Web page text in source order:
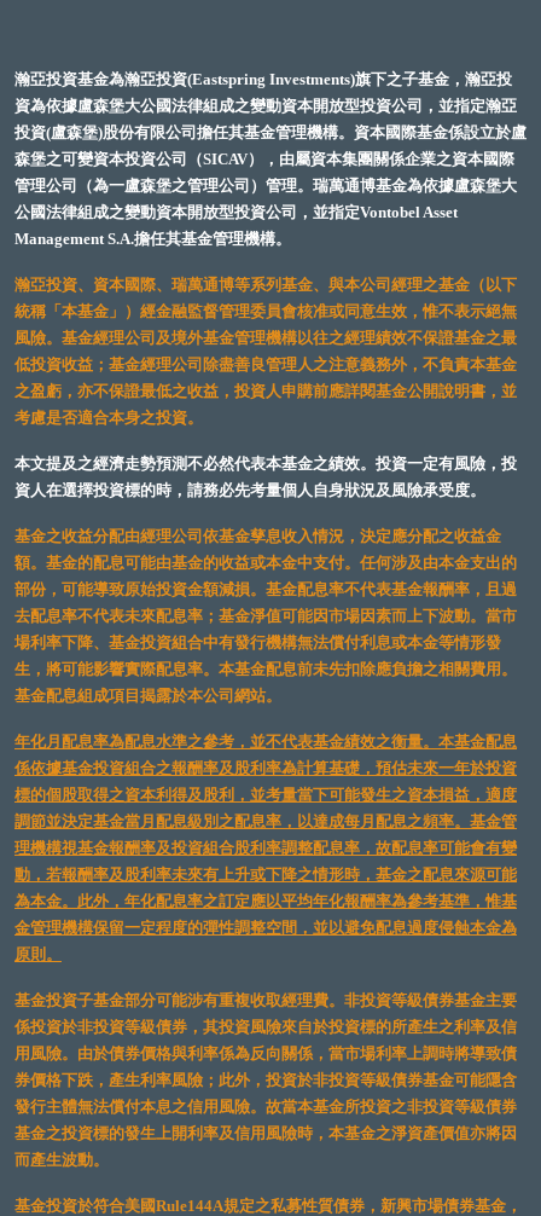
瀚亞投資基金為瀚亞投資(Eastspring Investments)旗下之子基金，瀚亞投
資為依據盧森堡大公國法律組成之變動資本開放型投資公司，並指定瀚亞
投資(盧森堡)股份有限公司擔任其基金管理機構。資本國際基金係設立於盧
森堡之可變資本投資公司（SICAV），由屬資本集團關係企業之資本國際
管理公司（為一盧森堡之管理公司）管理。瑞萬通博基金為依據盧森堡大
公國法律組成之變動資本開放型投資公司，並指定Vontobel Asset
Management S.A.擔任其基金管理機構。
瀚亞投資、資本國際、瑞萬通博等系列基金、與本公司經理之基金（以下
統稱「本基金」）經金融監督管理委員會核准或同意生效，惟不表示絕無
風險。基金經理公司及境外基金管理機構以往之經理績效不保證基金之最
低投資收益；基金經理公司除盡善良管理人之注意義務外，不負責本基金
之盈虧，亦不保證最低之收益，投資人申購前應詳閱基金公開說明書，並
考慮是否適合本身之投資。
本文提及之經濟走勢預測不必然代表本基金之績效。投資一定有風險，投
資人在選擇投資標的時，請務必先考量個人自身狀況及風險承受度。
基金之收益分配由經理公司依基金孳息收入情況，決定應分配之收益金
額。基金的配息可能由基金的收益或本金中支付。任何涉及由本金支出的
部份，可能導致原始投資金額減損。基金配息率不代表基金報酬率，且過
去配息率不代表未來配息率；基金淨值可能因市場因素而上下波動。當市
場利率下降、基金投資組合中有發行機構無法償付利息或本金等情形發
生，將可能影響實際配息率。本基金配息前未先扣除應負擔之相關費用。
基金配息組成項目揭露於本公司網站。
年化月配息率為配息水準之參考，並不代表基金績效之衡量。本基金配息
係依據基金投資組合之報酬率及股利率為計算基礎，預估未來一年於投資
標的個股取得之資本利得及股利，並考量當下可能發生之資本損益，適度
調節並決定基金當月配息級別之配息率，以達成每月配息之頻率。基金管
理機構視基金報酬率及投資組合股利率調整配息率，故配息率可能會有變
動，若報酬率及股利率未來有上升或下降之情形時，基金之配息來源可能
為本金。此外，年化配息率之訂定應以平均年化報酬率為參考基準，惟基
金管理機構保留一定程度的彈性調整空間，並以避免配息過度侵蝕本金為
原則。
基金投資子基金部分可能涉有重複收取經理費。非投資等級債券基金主要
係投資於非投資等級債券，其投資風險來自於投資標的所產生之利率及信
用風險。由於債券價格與利率係為反向關係，當市場利率上調時將導致債
券價格下跌，產生利率風險；此外，投資於非投資等級債券基金可能隱含
發行主體無法償付本息之信用風險。故當本基金所投資之非投資等級債券
基金之投資標的發生上開利率及信用風險時，本基金之淨資產價值亦將因
而產生波動。
基金投資於符合美國Rule144A規定之私募性質債券，新興市場債券基金，